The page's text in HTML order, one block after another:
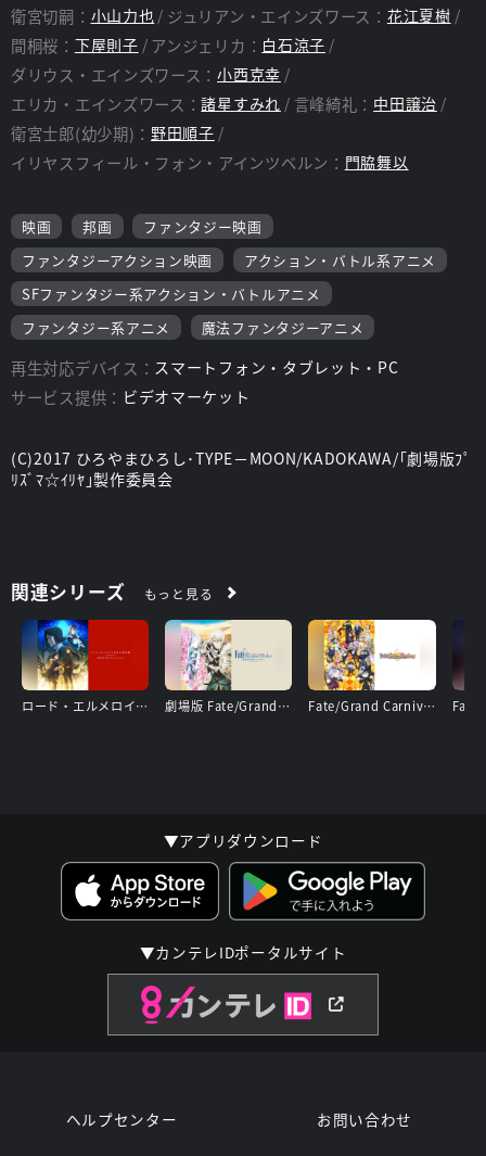
衛宮切嗣： 小山力也 ジュリアン・エインズワース： 花江夏樹
間桐桜： 下屋則子 アンジェリカ： 白石涼子
ダリウス・エインズワース：小西克幸
エリカ・エインズワース：諸星すみれ 言峰綺礼： 中田譲治
衛宮士郎(幼少期)： 野田順子
イリヤスフィール・フォン・アインツベルン： 門脇舞以
映画 邦画
ファンタジー映画
ファンタジーアクション映画
アクション・バトル系アニメ
SFファンタジー系アクション・バトルアニメ
ファンタジー系アニメ
魔法ファンタジーアニメ
再生対応デバイス： スマートフォン・タブレット・PC
サービス提供： ビデオマーケット
(C)2017 ひろやまひろし･TYPE－MOON/KADOKAWA/｢劇場版ﾌﾟ
ﾘｽﾞﾏ☆ｲﾘﾔ｣製作委員会
関連シリーズ もっと見る
ロード・エルメロイⅡ世の事件簿 －魔眼蒐集列車 Grace note－ 特別編 劇場版 Fate/Grand Order －神聖円卓領域キャメロット－ 後編 Paladin； Agateram Fate/Grand Carnival 1st Season
▼アプリダウンロード
▼カンテレIDポータルサイト
ヘルプセンター お問い合わせ